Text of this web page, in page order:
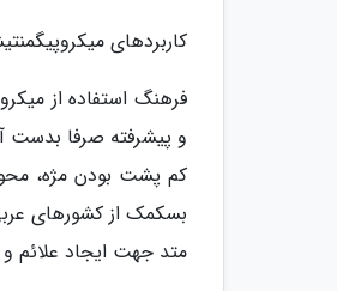
کاربردهای
فرهنگ استفاده از
و پیشرفته صرفا بدست
کم پشت بودن مژه،
بسکمک از کشورهای
متد جهت ایجاد علائم